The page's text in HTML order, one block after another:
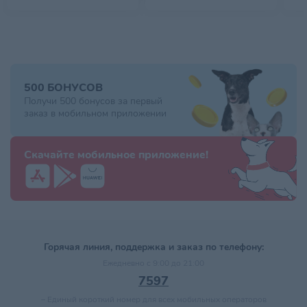
500 БОНУСОВ
Получи 500 бонусов за первый
заказ в мобильном приложении
Скачайте мобильное приложение!
Горячая линия, поддержка и заказ по телефону:
7597